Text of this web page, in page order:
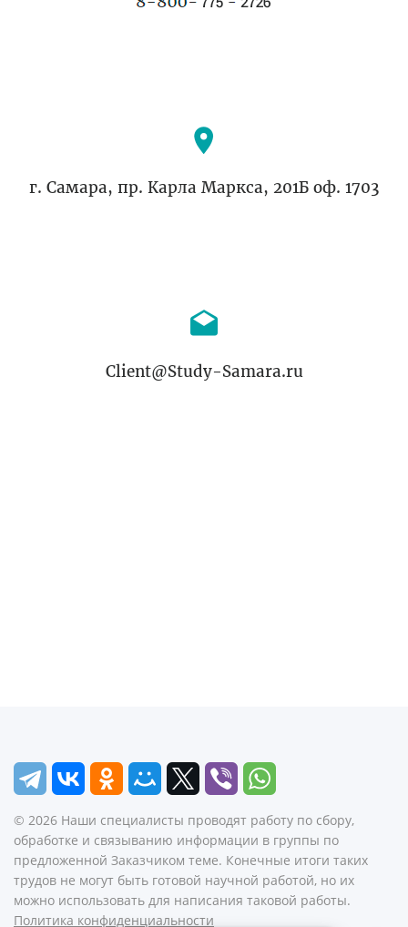
г. Самара, пр. Карла Маркса, 201Б оф. 1703
Client@Study-Samara.ru
© 2026 Наши специалисты проводят работу по сбору,
обработке и связыванию информации в группы по
предложенной Заказчиком теме. Конечные итоги таких
трудов не могут быть готовой научной работой, но их
можно использовать для написания таковой работы.
Политика конфиденциальности